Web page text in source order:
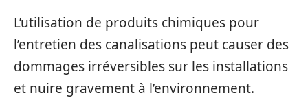
L’utilisation de produits chimiques pour
l’entretien des canalisations peut causer des
dommages irréversibles sur les installations
et nuire gravement à l’environnement.